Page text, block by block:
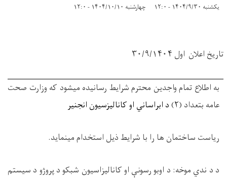
یکشنبه ۱۴۰۴/۹/۳۰ - ۱۲:۰ چهارشنبه ۱۴۰۴/۱۰/۱۰ - ۱۲:۰
تاریخ اعلان اول ۳۰/۹/۱۴۰۴
به اطلاع تمام واجدین محترم شرایط رسانیده میشود که وزارت صحت
عامه بتعداد (۲)
د ابراساني او کانالیزسیون انجنیر
ریاست ساختمان ها را با شرایط ذیل استخدام مینماید.
د د ندي موخه: د اوبو رسونې او کانالیزاسیون شبکو د پروژو د سیستم